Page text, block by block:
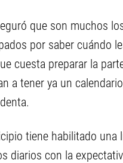
que son muchos
por saber cuándo
cuesta preparar la
a tener ya un
tiene habilitado
diarios con la